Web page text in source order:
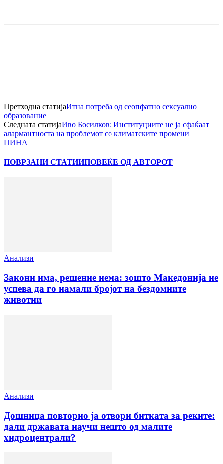
Претходна статијаИтна потреба од сеопфатно сексуално
образование
Следната статијаИво Босилков: Институциите не ја сфаќаат
алармантноста на проблемот со климатските промени
ПИНА
ПОВРЗАНИ СТАТИИПОВЕЌЕ ОД АВТОРОТ
Анализи
Закони има, решение нема: зошто Македонија не
успева да го намали бројот на бездомните
животни
Анализи
Дошница повторно ја отвори битката за реките:
дали државата научи нешто од малите
хидроцентрали?